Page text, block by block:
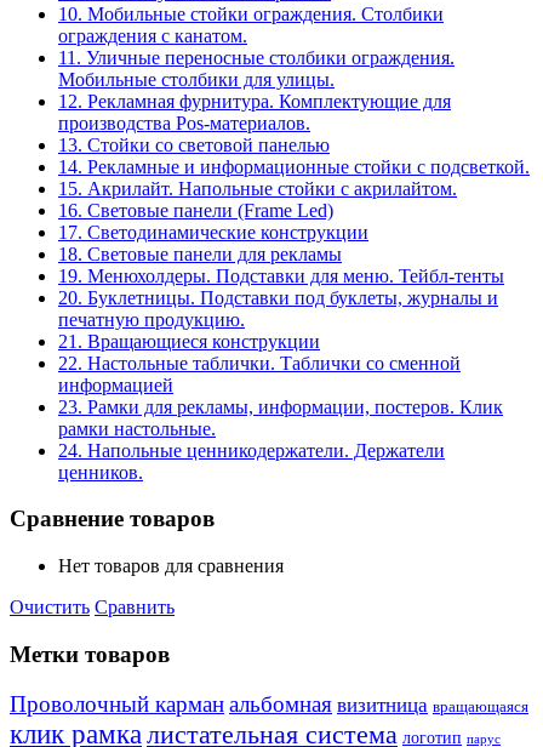
10. Мобильные стойки ограждения. Столбики
ограждения с канатом.
11. Уличные переносные столбики ограждения.
Мобильные столбики для улицы.
12. Рекламная фурнитура. Комплектующие для
производства Pos-материалов.
13. Стойки со световой панелью
14. Рекламные и информационные стойки с подсветкой.
15. Акрилайт. Напольные стойки с акрилайтом.
16. Световые панели (Frame Led)
17. Светодинамические конструкции
18. Световые панели для рекламы
19. Менюхолдеры. Подставки для меню. Тейбл-тенты
20. Буклетницы. Подставки под буклеты, журналы и
печатную продукцию.
21. Вращающиеся конструкции
22. Настольные таблички. Таблички со сменной
информацией
23. Рамки для рекламы, информации, постеров. Клик
рамки настольные.
24. Напольные ценникодержатели. Держатели
ценников.
Сравнение товаров
Нет товаров для сравнения
Очистить Сравнить
Метки товаров
Проволочный карманальбомная визитница вращающаяся
клик рамка листательная система логотип парус